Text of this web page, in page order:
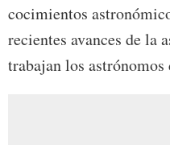
cocimientos
recientes avances de la
trabajan los astrónomos